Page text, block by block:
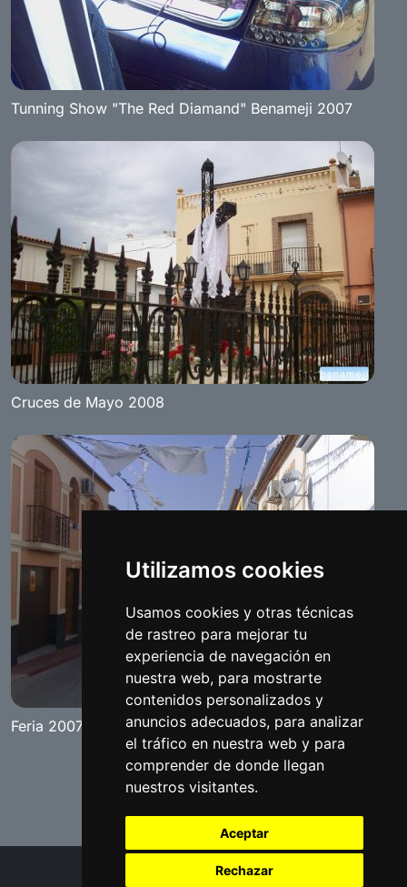
Utilizamos cookies
Usamos cookies y otras técnicas
de rastreo para mejorar tu
experiencia de navegación en
nuestra web, para mostrarte
contenidos personalizados y
anuncios adecuados, para analizar
el tráfico en nuestra web y para
comprender de donde llegan
nuestros visitantes.
Aceptar
Rechazar
Tunning Show "The Red Diamand" Benameji 2007
Cruces de Mayo 2008
Feria 2007